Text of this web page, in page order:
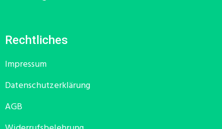
Rechtliches
Impressum
Datenschutzerklärung
AGB